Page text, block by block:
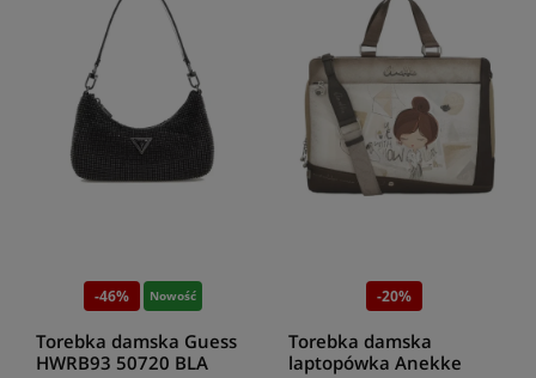
-46% Nowość
Torebka damska Guess
HWRB93 50720 BLA
-20%
Torebka damska
laptopówka Anekke